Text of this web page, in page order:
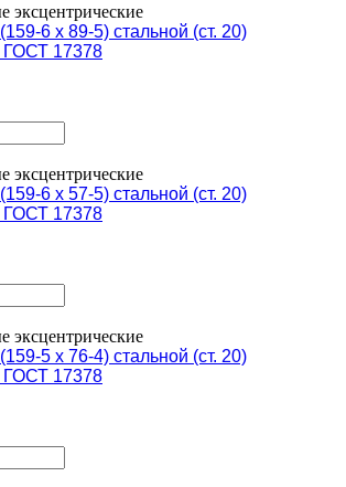
эксцентрические
6 х 89-5) стальной (ст. 20)
ГОСТ 17378
эксцентрические
6 х 57-5) стальной (ст. 20)
ГОСТ 17378
эксцентрические
5 х 76-4) стальной (ст. 20)
ГОСТ 17378